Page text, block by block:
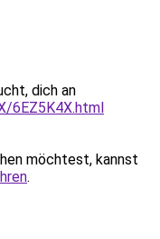
dich an
6EZ5K4X.html
möchtest, kannst
.